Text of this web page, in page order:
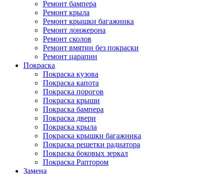
Ремонт бампера
Ремонт крыла
Ремонт крышки багажника
Ремонт лонжерона
Ремонт сколов
Ремонт вмятин без покраски
Ремонт царапин
Покраска
Покраска кузова
Покраска капота
Покраска порогов
Покраска крыши
Покраска бампера
Покраска двери
Покраска крыла
Покраска крышки багажника
Покраска решетки радиатора
Покраска боковых зеркал
Покраска Раптором
Замена